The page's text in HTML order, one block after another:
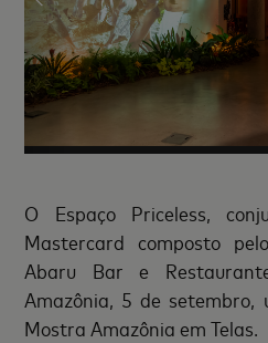
O Espaço Priceless,
Mastercard composto
Abaru Bar e
Amazônia, 5 de setembro,
Mostra Amazônia em Telas.